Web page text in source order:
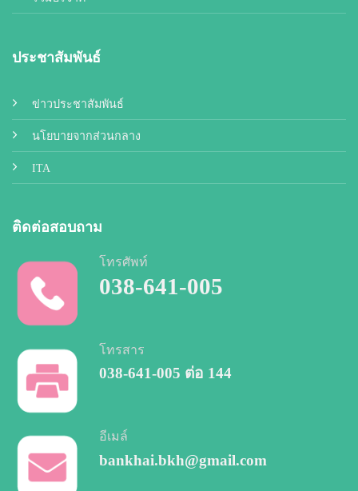
ประชาสัมพันธ์
ข่าวประชาสัมพันธ์
นโยบายจากส่วนกลาง
ITA
ติดต่อสอบถาม
โทรศัพท์
038-641-005
โทรสาร
038-641-005 ต่อ 144
อีเมล์
bankhai.bkh@gmail.com